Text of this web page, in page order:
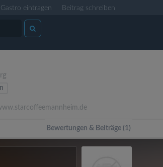
Gastro eintragen Beitrag schreiben
Bewertungen & Beiträge (1)